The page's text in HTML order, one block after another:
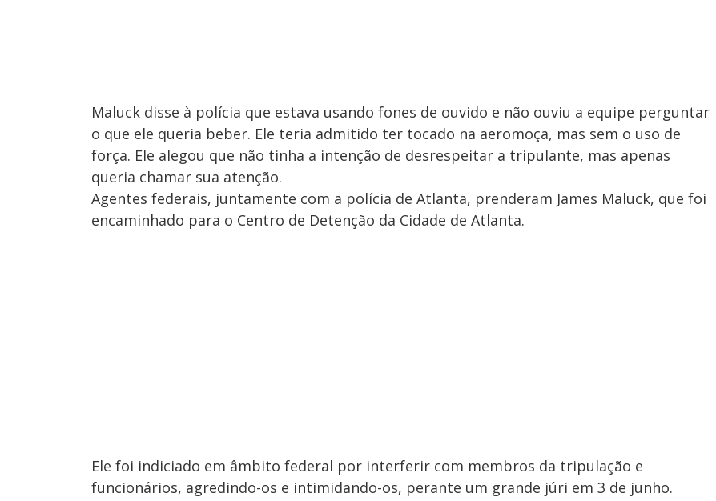
Maluck disse à polícia que estava usando fones de ouvido e não ouviu a equipe perguntar
o que ele queria beber. Ele teria admitido ter tocado na aeromoça, mas sem o uso de
força. Ele alegou que não tinha a intenção de desrespeitar a tripulante, mas apenas
queria chamar sua atenção.
Agentes federais, juntamente com a polícia de Atlanta, prenderam James Maluck, que foi
encaminhado para o Centro de Detenção da Cidade de Atlanta.
Ele foi indiciado em âmbito federal por interferir com membros da tripulação e
funcionários, agredindo-os e intimidando-os, perante um grande júri em 3 de junho.